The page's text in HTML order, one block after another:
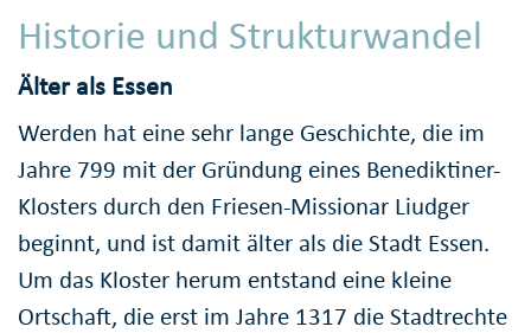
Historie und Strukturwandel
Älter als Essen
Werden hat eine sehr lange Geschichte, die im
Jahre 799 mit der Gründung eines Benediktiner-
Klosters durch den Friesen-Missionar Liudger
beginnt, und ist damit älter als die Stadt Essen.
Um das Kloster herum entstand eine kleine
Ortschaft, die erst im Jahre 1317 die Stadtrechte